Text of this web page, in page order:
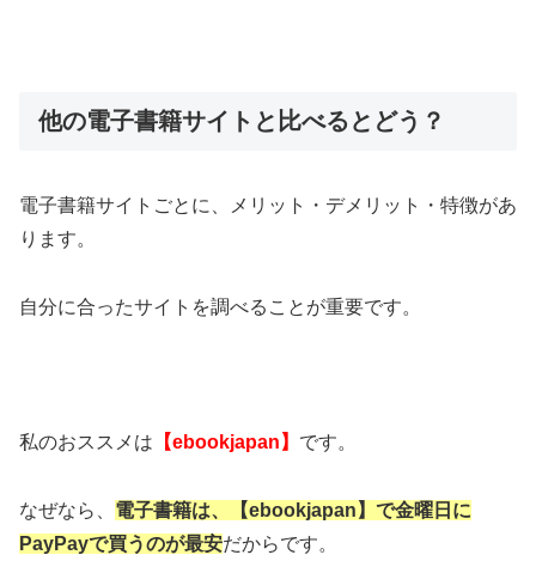
他の電子書籍サイトと比べるとどう？
電子書籍サイトごとに、メリット・デメリット・特徴があ
ります。
自分に合ったサイトを調べることが重要です。
私のおススメは 【ebookjapan】 です。
なぜなら、 電子書籍は、【ebookjapan】で金曜日に
PayPayで買うのが最安だからです。